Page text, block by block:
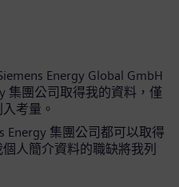
Energy Global GmbH
集團公司取得我的資料，僅
考量。
Energy 集團公司都可以取得
人簡介資料的職缺將我列